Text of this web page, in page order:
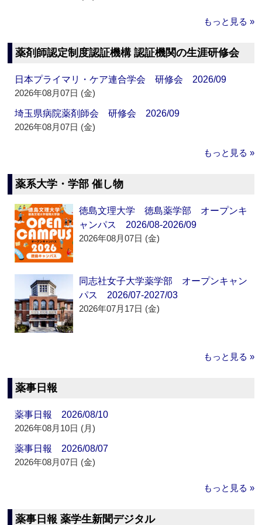
もっと見る »
薬剤師認定制度認証機構 認証機関の生涯研修会
日本プライマリ・ケア連合学会 研修会 2026/09
2026年08月07日 (金)
埼玉県病院薬剤師会 研修会 2026/09
2026年08月07日 (金)
もっと見る »
薬系大学・学部 催し物
徳島文理大学 徳島薬学部 オープンキ
ャンパス 2026/08-2026/09
2026年08月07日 (金)
同志社女子大学薬学部 オープンキャン
パス 2026/07-2027/03
2026年07月17日 (金)
もっと見る »
薬事日報
薬事日報 2026/08/10
2026年08月10日 (月)
薬事日報 2026/08/07
2026年08月07日 (金)
もっと見る »
薬事日報 薬学生新聞デジタル